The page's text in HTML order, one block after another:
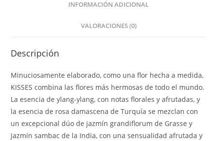
INFORMACIÓN ADICIONAL
VALORACIONES (0)
Descripción
Minuciosamente elaborado, como una flor hecha a medida,
KISSES combina las flores más hermosas de todo el mundo.
La esencia de ylang-ylang, con notas florales y afrutadas, y
la esencia de rosa damascena de Turquía se mezclan con
un excepcional dúo de jazmín grandiflorum de Grasse y
jazmín sambac de la India, con una sensualidad afrutada y